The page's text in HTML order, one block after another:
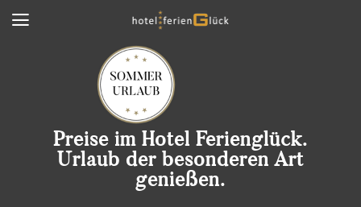
Preise im Hotel Ferienglück.
Urlaub der besonderen Art
genießen.